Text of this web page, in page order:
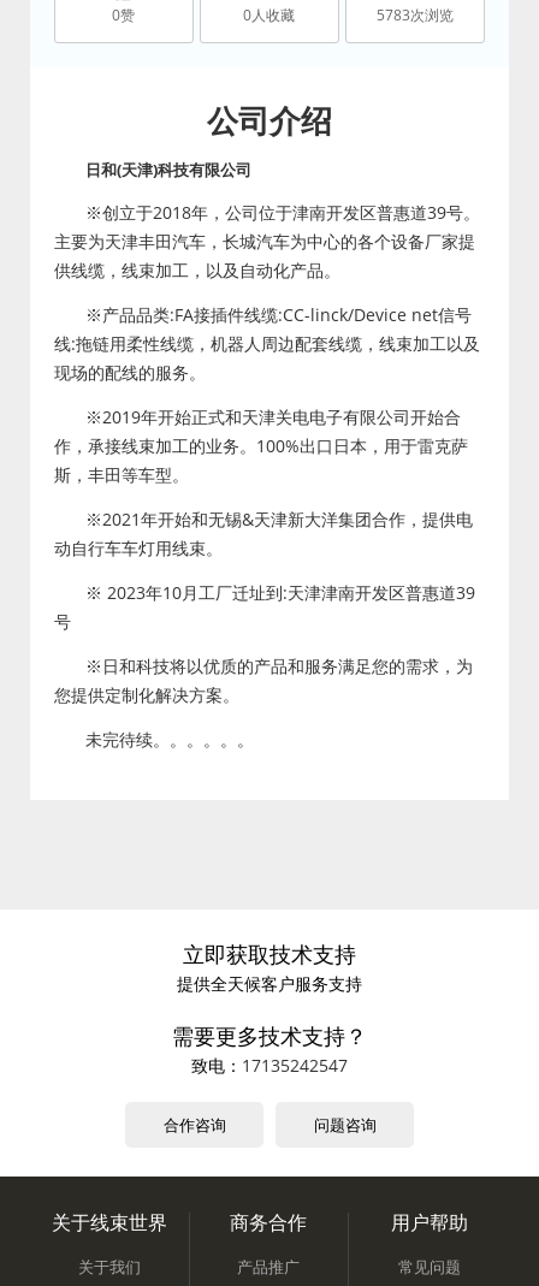
0赞 0人收藏 5783次浏览
公司介绍
日和(天津)科技有限公司
※创立于2018年，公司位于津南开发区普惠道39号。
主要为天津丰田汽车，长城汽车为中心的各个设备厂家提
供线缆，线束加工，以及自动化产品。
※产品品类:FA接插件线缆:CC-linck/Device net信号
线:拖链用柔性线缆，机器人周边配套线缆，线束加工以及
现场的配线的服务。
※2019年开始正式和天津关电电子有限公司开始合
作，承接线束加工的业务。100%出口日本，用于雷克萨
斯，丰田等车型。
※2021年开始和无锡&天津新大洋集团合作，提供电
动自行车车灯用线束。
※ 2023年10月工厂迁址到:天津津南开发区普惠道39
号
※日和科技将以优质的产品和服务满足您的需求，为
您提供定制化解决方案。
未完待续。。。。。。
立即获取技术支持
提供全天候客户服务支持
需要更多技术支持？
致电： 17135242547
合作咨询 问题咨询
关于线束世界
关于我们
商务合作
产品推广
用户帮助
常见问题